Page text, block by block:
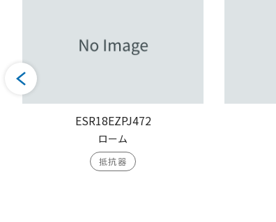
ESR18EZPJ472
ローム
抵抗器